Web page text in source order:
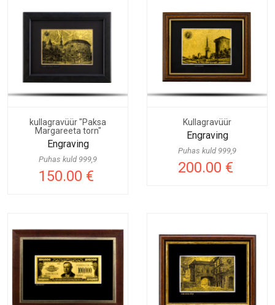
kullagravüür "Paksa
Margareeta torn"
Engraving
Puhas kuld 999,9
150.00 €
Kullagravüür
Engraving
Puhas kuld 999,9
200.00 €